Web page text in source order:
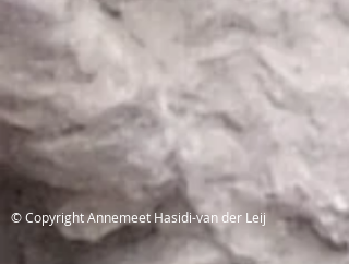
© Copyright Annemeet Hasidi-van der Leij